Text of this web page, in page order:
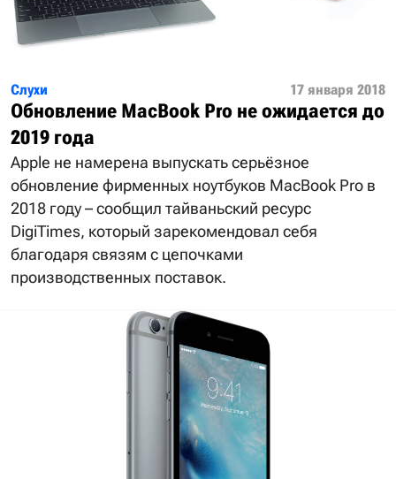
Слухи 17 января 2018
Обновление MacBook Pro не ожидается до
2019 года
Apple не намерена выпускать серьёзное
обновление фирменных ноутбуков MacBook Pro в
2018 году – сообщил тайваньский ресурс
DigiTimes, который зарекомендовал себя
благодаря связям с цепочками
производственных поставок.